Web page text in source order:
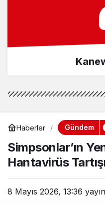
Haberler Gündem
Simpsonlar’ın
Hantavirüs
8 Mayıs 2026, 13:36